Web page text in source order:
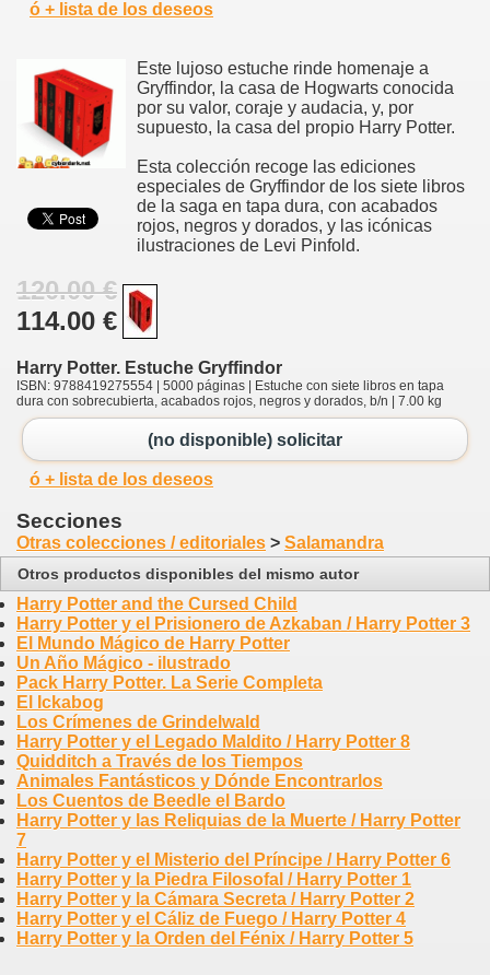
ó + lista de los deseos
Este lujoso estuche rinde homenaje a
Gryffindor, la casa de Hogwarts conocida
por su valor, coraje y audacia, y, por
supuesto, la casa del propio Harry Potter.
Esta colección recoge las ediciones
especiales de Gryffindor de los siete libros
de la saga en tapa dura, con acabados
rojos, negros y dorados, y las icónicas
ilustraciones de Levi Pinfold.
120.00 €
114.00 €
Harry Potter. Estuche Gryffindor
ISBN: 9788419275554 | 5000 páginas | Estuche con siete libros en tapa
dura con sobrecubierta, acabados rojos, negros y dorados, b/n | 7.00 kg
(no disponible) solicitar
ó + lista de los deseos
Secciones
Otras colecciones / editoriales > Salamandra
Otros productos disponibles del mismo autor
Harry Potter and the Cursed Child
Harry Potter y el Prisionero de Azkaban / Harry Potter 3
El Mundo Mágico de Harry Potter
Un Año Mágico - ilustrado
Pack Harry Potter. La Serie Completa
El Ickabog
Los Crímenes de Grindelwald
Harry Potter y el Legado Maldito / Harry Potter 8
Quidditch a Través de los Tiempos
Animales Fantásticos y Dónde Encontrarlos
Los Cuentos de Beedle el Bardo
Harry Potter y las Reliquias de la Muerte / Harry Potter
7
Harry Potter y el Misterio del Príncipe / Harry Potter 6
Harry Potter y la Piedra Filosofal / Harry Potter 1
Harry Potter y la Cámara Secreta / Harry Potter 2
Harry Potter y el Cáliz de Fuego / Harry Potter 4
Harry Potter y la Orden del Fénix / Harry Potter 5